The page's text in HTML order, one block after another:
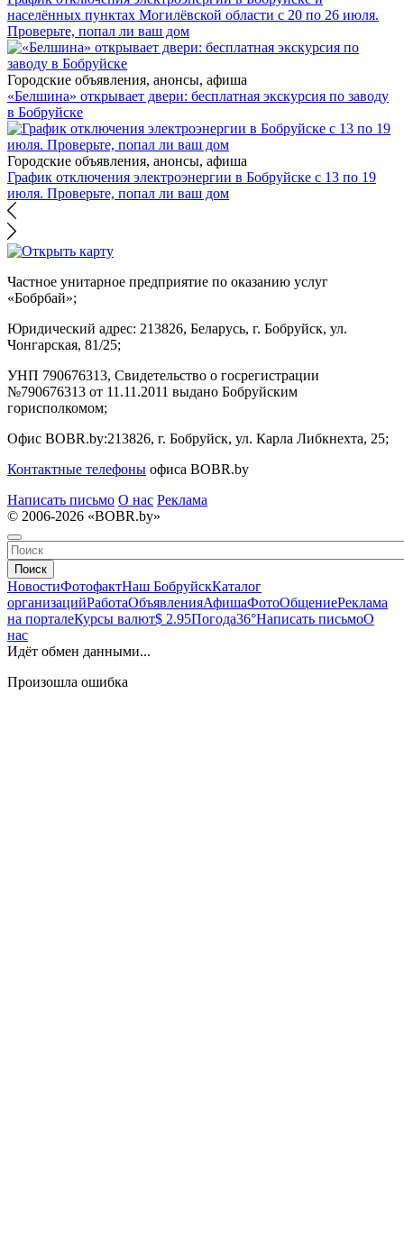
населённых пунктах Могилёвской области с 20 по 26 июля.
Проверьте, попал ли ваш дом
Городские объявления, анонсы, афиша
«Белшина» открывает двери: бесплатная экскурсия по заводу
в Бобруйске
Городские объявления, анонсы, афиша
График отключения электроэнергии в Бобруйске с 13 по 19
июля. Проверьте, попал ли ваш дом
Частное унитарное предприятие по оказанию услуг
«Бобрбай»;
Юридический адрес: 213826, Беларусь, г. Бобруйск, ул.
Чонгарская, 81/25;
УНП 790676313, Свидетельство о госрегистрации
№790676313 от 11.11.2011 выдано Бобруйским
горисполкомом;
Офис BOBR.by:213826, г. Бобруйск, ул. Карла Либкнехта, 25;
Контактные телефоны офиса BOBR.by
Написать письмо О нас Реклама
© 2006-2026 «BOBR.by»
Поиск
НовостиФотофактНаш БобруйскКаталог
организацийРаботаОбъявленияАфишаФотоОбщениеРеклама
на порталеКурсы валют$ 2.95Погода36°Написать письмоО
нас
Идёт обмен данными...
Произошла ошибка